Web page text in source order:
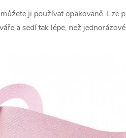
ji používat opakovaně. Lze
a sedí tak lépe, než